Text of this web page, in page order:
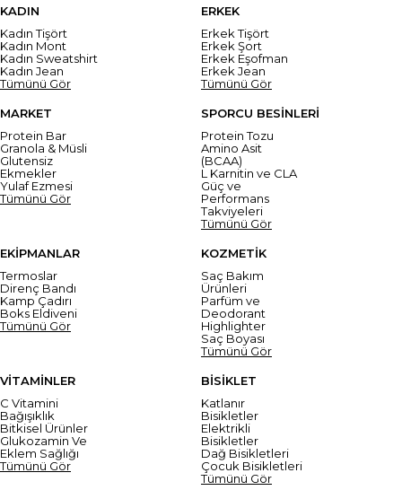
KADIN
Kadın Tişört
Kadın Mont
Kadın Sweatshirt
Kadın Jean
Tümünü Gör
ERKEK
Erkek Tişört
Erkek Şort
Erkek Eşofman
Erkek Jean
Tümünü Gör
MARKET
Protein Bar
Granola & Müsli
Glutensiz
Ekmekler
Yulaf Ezmesi
Tümünü Gör
SPORCU BESİNLERİ
Protein Tozu
Amino Asit
(BCAA)
L Karnitin ve CLA
Güç ve
Performans
Takviyeleri
Tümünü Gör
EKİPMANLAR
Termoslar
Direnç Bandı
Kamp Çadırı
Boks Eldiveni
Tümünü Gör
KOZMETİK
Saç Bakım
Ürünleri
Parfüm ve
Deodorant
Highlighter
Saç Boyası
Tümünü Gör
VİTAMİNLER
C Vitamini
Bağışıklık
Bitkisel Ürünler
Glukozamin Ve
Eklem Sağlığı
Tümünü Gör
BİSİKLET
Katlanır
Bisikletler
Elektrikli
Bisikletler
Dağ Bisikletleri
Çocuk Bisikletleri
Tümünü Gör